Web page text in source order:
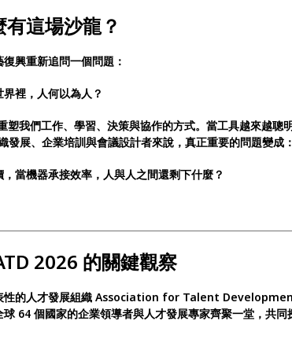
這場沙龍？
興重新追問一個問題：
裡，人何以為人？
塑我們工作、學習、決策與協作的方式。當工具越來越聰
發展、企業培訓與會議設計者來說，真正重要的問題變成：
當機器承接效率，人與人之間還剩下什麼？
2026 的關鍵觀察
性的人才發展組織 Association for Talent
球 64 個國家的企業領導者與人才發展專家齊聚一堂，共